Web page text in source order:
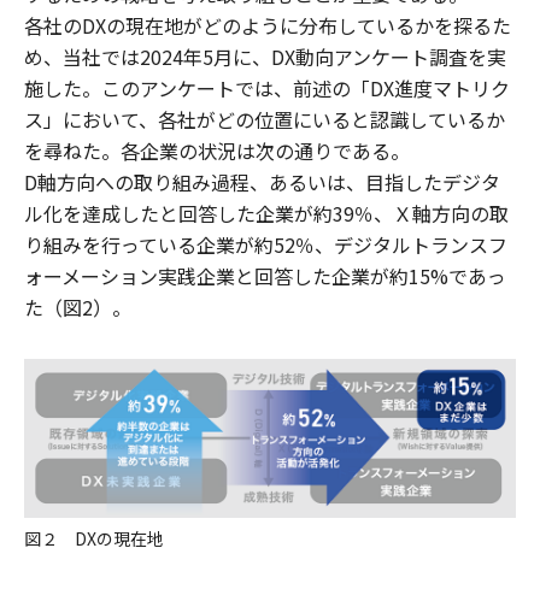
各社のDXの現在地がどのように分布しているかを探るた
め、当社では2024年5月に、DX動向アンケート調査を実
施した。このアンケートでは、前述の「DX進度マトリク
ス」において、各社がどの位置にいると認識しているか
を尋ねた。各企業の状況は次の通りである。
D軸方向への取り組み過程、あるいは、目指したデジタ
ル化を達成したと回答した企業が約39％、Ｘ軸方向の取
り組みを行っている企業が約52％、デジタルトランスフ
ォーメーション実践企業と回答した企業が約15%であっ
た（図2）。
図２ DXの現在地